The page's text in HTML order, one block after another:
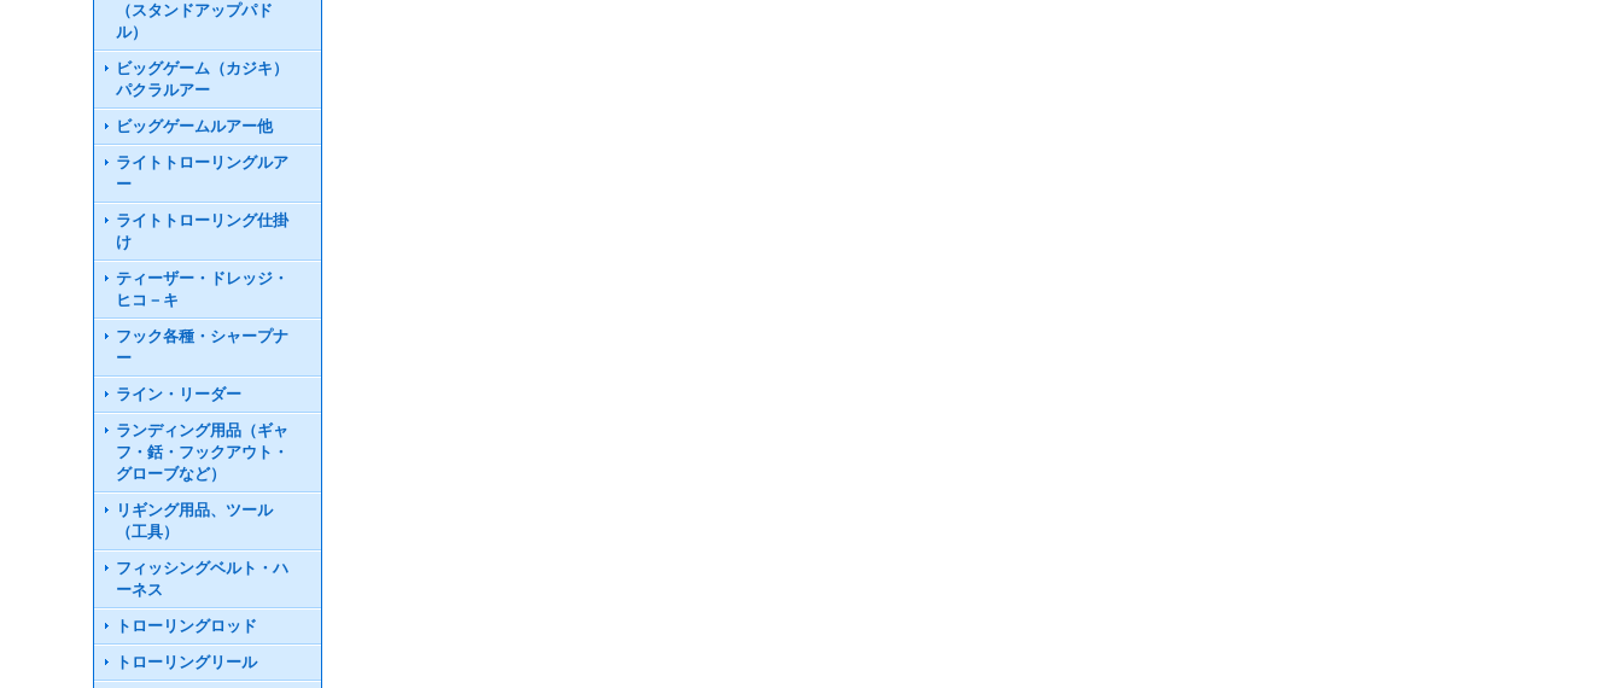
（スタンドアップパド
ル）
ビッグゲーム（カジキ）
パクラルアー
ビッグゲームルアー他
ライトトローリングルア
ー
ライトトローリング仕掛
け
ティーザー・ドレッジ・
ヒコ－キ
フック各種・シャープナ
ー
ライン・リーダー
ランディング用品（ギャ
フ・銛・フックアウト・
グローブなど）
リギング用品、ツール
（工具）
フィッシングベルト・ハ
ーネス
トローリングロッド
トローリングリール